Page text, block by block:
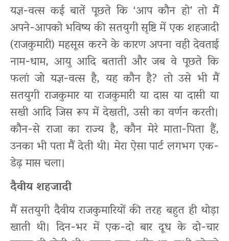
यज्ञ-वत्स कई बातें पूछते कि ‘आप कौन हो’ तो मैं
अपने-आपको भविष्य की सतयुगी सृष्टि में एक शहजादी
(राजकुमारी) महसूस करने के कारण अपना वही देवताई
नाम-धाम, आयु आदि बताती और जब वे पूछते कि
फलां जो यज्ञ-वत्स है, यह कौन है? तो उसे भी मैं
सतयुगी राजकुमार या राजकुमारी या दास या दासी या
सखी आदि जिस रूप में देखती, उसी का वर्णन करती।
कौन-से राजा का राज्य है, कौन मेरे माता-पिता हैं,
उनका भी पता मैं देती थी। मेरा ऐसा पार्ट लगभग एक-
डेढ़ मास चला।
दैवीय शहजादी
मैं सतयुगी दैवीय राजकुमारियों की तरह बहुत ही थोड़ा
खाती थी। दिन-भर में एक-दो बार दूध के दो-चार